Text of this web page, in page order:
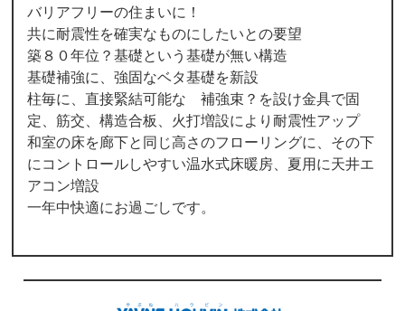
バリアフリーの住まいに！
共に耐震性を確実なものにしたいとの要望
築８０年位？基礎という基礎が無い構造
基礎補強に、強固なベタ基礎を新設
柱毎に、直接緊結可能な 補強束？を設け金具で固
定、筋交、構造合板、火打増設により耐震性アップ
和室の床を廊下と同じ高さのフローリングに、その下
にコントロールしやすい温水式床暖房、夏用に天井エ
アコン増設
一年中快適にお過ごしです。